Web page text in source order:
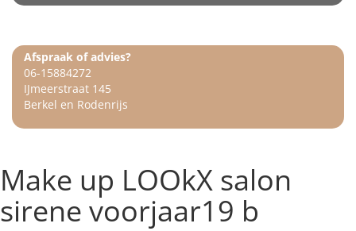
Afspraak of advies?
06-15884272
IJmeerstraat 145
Berkel en Rodenrijs
Make up LOOkX salon
sirene voorjaar19 b